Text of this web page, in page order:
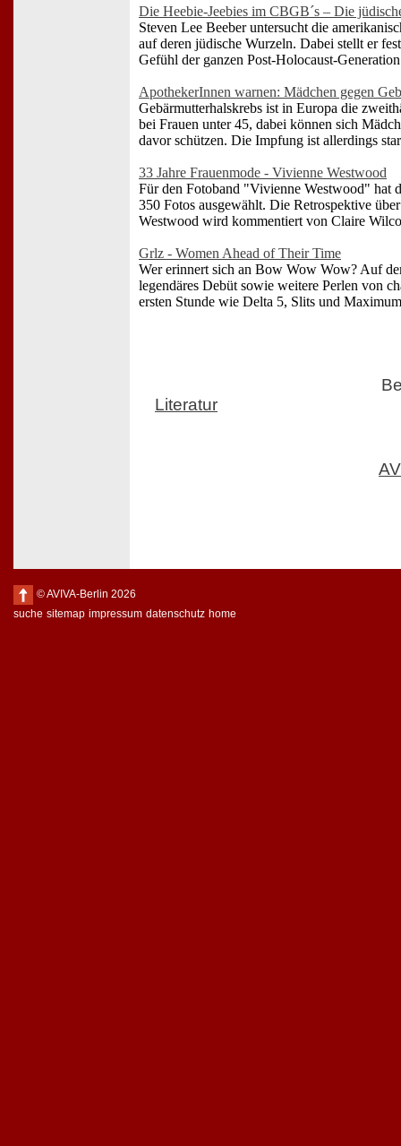
Die Heebie-Jeebies im CBGB´s – Die
Steven Lee Beeber untersucht die
auf deren jüdische Wurzeln. Dabei stellt er
Gefühl der ganzen Post-Holocaust-
ApothekerInnen warnen: Mädchen gegen
Gebärmutterhalskrebs ist in Europa die
bei Frauen unter 45, dabei können sich
davor schützen. Die Impfung ist allerdings
33 Jahre Frauenmode - Vivienne Westwood
Für den Fotoband "Vivienne Westwood" hat
350 Fotos ausgewählt. Die Retrospektive
Westwood wird kommentiert von Claire
Grlz - Women Ahead of Their Time
Wer erinnert sich an Bow Wow Wow? Auf
legendäres Debüt sowie weitere Perlen von
ersten Stunde wie Delta 5, Slits und
Literatur
© AVIVA-Berlin 2026
suche sitemap impressum datenschutz home